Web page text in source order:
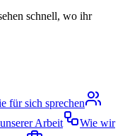
schnell, wo ihr
für sich sprechen
Arbeit
Wie wir